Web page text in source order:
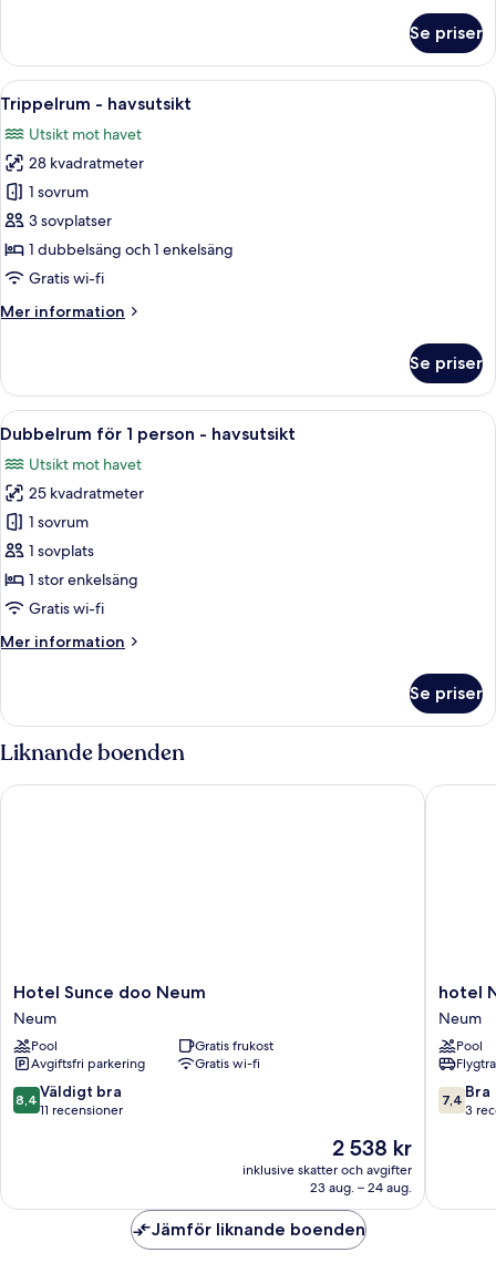
Room
Park
View
Se priser
Öppna
alla
foton
för
Trippelrum
-
havsutsikt
Ett hotellrum med två sängar, ett
3
Trippelrum - havsutsikt
Utsikt mot havet
28 kvadratmeter
1 sovrum
3 sovplatser
1 dubbelsäng och 1 enkelsäng
Gratis wi-fi
Mer information
Mer
-
havsutsikt
Se priser
Öppna
alla
foton
för
Dubbelrum
för
1
person
havsutsikt
Ett hotellrum med en stor säng,
2
Dubbelrum för 1 person - havsutsikt
Utsikt mot havet
25 kvadratmeter
1 sovrum
1 sovplats
1 stor enkelsäng
Gratis wi-fi
Mer information
Mer
för
1
person
havsutsikt
Se priser
Liknande boenden
Hotel
Sunce
doo
Neum
Neum
Hotel Sunce doo Neum
Neum
Pool
Gratis frukost
Avgiftsfri parkering
Gratis wi-fi
8.4
av
8,4 Väldigt bra
11 recensioner
Priset
2 538 kr
2 538 kr
inklusive skatter och avgifter
23 aug. – 24 aug.
Hotel Sunce doo Neum
hotel
Nova
doo
Neum
Neum
hotel
Neum
Pool
7.4
av
7,4 Bra
3
hotel
Jämför liknande boenden